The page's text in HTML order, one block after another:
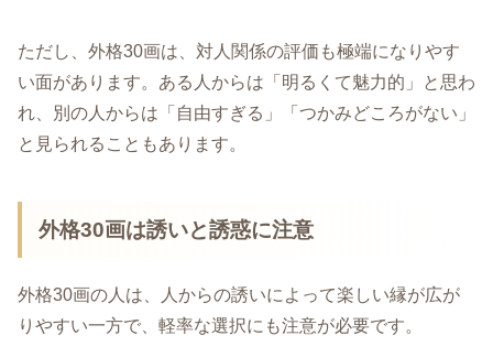
ただし、外格30画は、対人関係の評価も極端になりやす
い面があります。ある人からは「明るくて魅力的」と思わ
れ、別の人からは「自由すぎる」「つかみどころがない」
と見られることもあります。
外格30画は誘いと誘惑に注意
外格30画の人は、人からの誘いによって楽しい縁が広が
りやすい一方で、軽率な選択にも注意が必要です。